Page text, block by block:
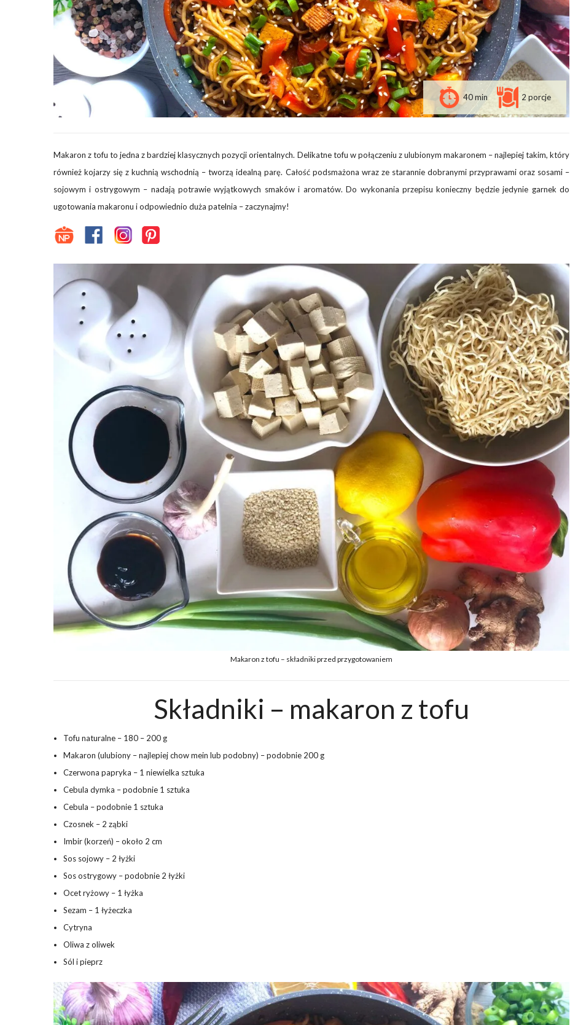
Makaron z tofu to jedna z bardziej klasycznych pozycji orientalnych. Delikatne tofu w połączeniu z ulubionym makaronem – najlepiej takim, który
również kojarzy się z kuchnią wschodnią – tworzą idealną parę. Całość podsmażona wraz ze starannie dobranymi przyprawami oraz sosami –
sojowym i ostrygowym – nadają potrawie wyjątkowych smaków i aromatów. Do wykonania przepisu konieczny będzie jedynie garnek do
ugotowania makaronu i odpowiednio duża patelnia – zaczynajmy!
40 min 2 porcje
Makaron z tofu – składniki przed przygotowaniem
Składniki – makaron z tofu
Tofu naturalne – 180 – 200 g
Makaron (ulubiony – najlepiej chow mein lub podobny) – podobnie 200 g
Czerwona papryka – 1 niewielka sztuka
Cebula dymka – podobnie 1 sztuka
Cebula – podobnie 1 sztuka
Czosnek – 2 ząbki
Imbir (korzeń) – około 2 cm
Sos sojowy – 2 łyżki
Sos ostrygowy – podobnie 2 łyżki
Ocet ryżowy – 1 łyżka
Sezam – 1 łyżeczka
Cytryna
Oliwa z oliwek
Sól i pieprz